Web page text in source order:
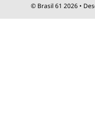
© Brasil 61 2026 •